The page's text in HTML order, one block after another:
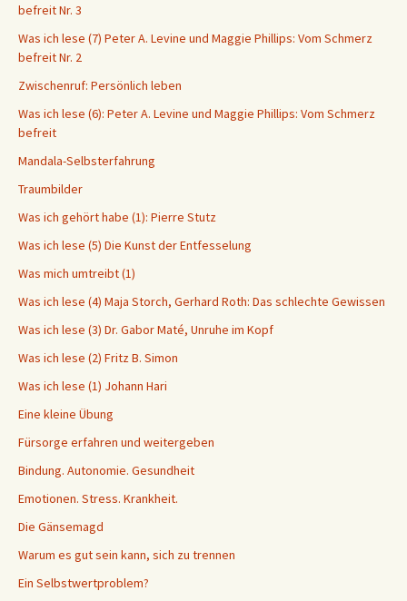
befreit Nr. 3
Was ich lese (7) Peter A. Levine und Maggie Phillips: Vom Schmerz
befreit Nr. 2
Zwischenruf: Persönlich leben
Was ich lese (6): Peter A. Levine und Maggie Phillips: Vom Schmerz
befreit
Mandala-Selbsterfahrung
Traumbilder
Was ich gehört habe (1): Pierre Stutz
Was ich lese (5) Die Kunst der Entfesselung
Was mich umtreibt (1)
Was ich lese (4) Maja Storch, Gerhard Roth: Das schlechte Gewissen
Was ich lese (3) Dr. Gabor Maté, Unruhe im Kopf
Was ich lese (2) Fritz B. Simon
Was ich lese (1) Johann Hari
Eine kleine Übung
Fürsorge erfahren und weitergeben
Bindung. Autonomie. Gesundheit
Emotionen. Stress. Krankheit.
Die Gänsemagd
Warum es gut sein kann, sich zu trennen
Ein Selbstwertproblem?